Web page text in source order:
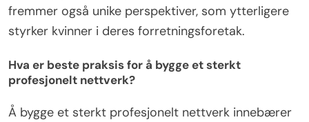
fremmer også unike perspektiver, som ytterligere
styrker kvinner i deres forretningsforetak.
Hva er beste praksis for å bygge et sterkt
profesjonelt nettverk?
Å bygge et sterkt profesjonelt nettverk innebærer